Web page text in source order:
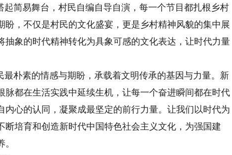
起简易舞台，村民自编自导自演，每一个节目都扎根乡村
，不仅是村民的文化盛宴，更是乡村精神风貌的集中展
象的时代精神转化为具象可感的文化表达，让时代力量
朴素的情感与期盼，承载着文明传承的基因与力量。新
脉都在生活实践中延续生机，让每一个奋进瞬间都在时代
心的认同，凝聚成最坚定的前行力量。让我们以时代为
断培育和创造新时代中国特色社会主义文化，为强国建